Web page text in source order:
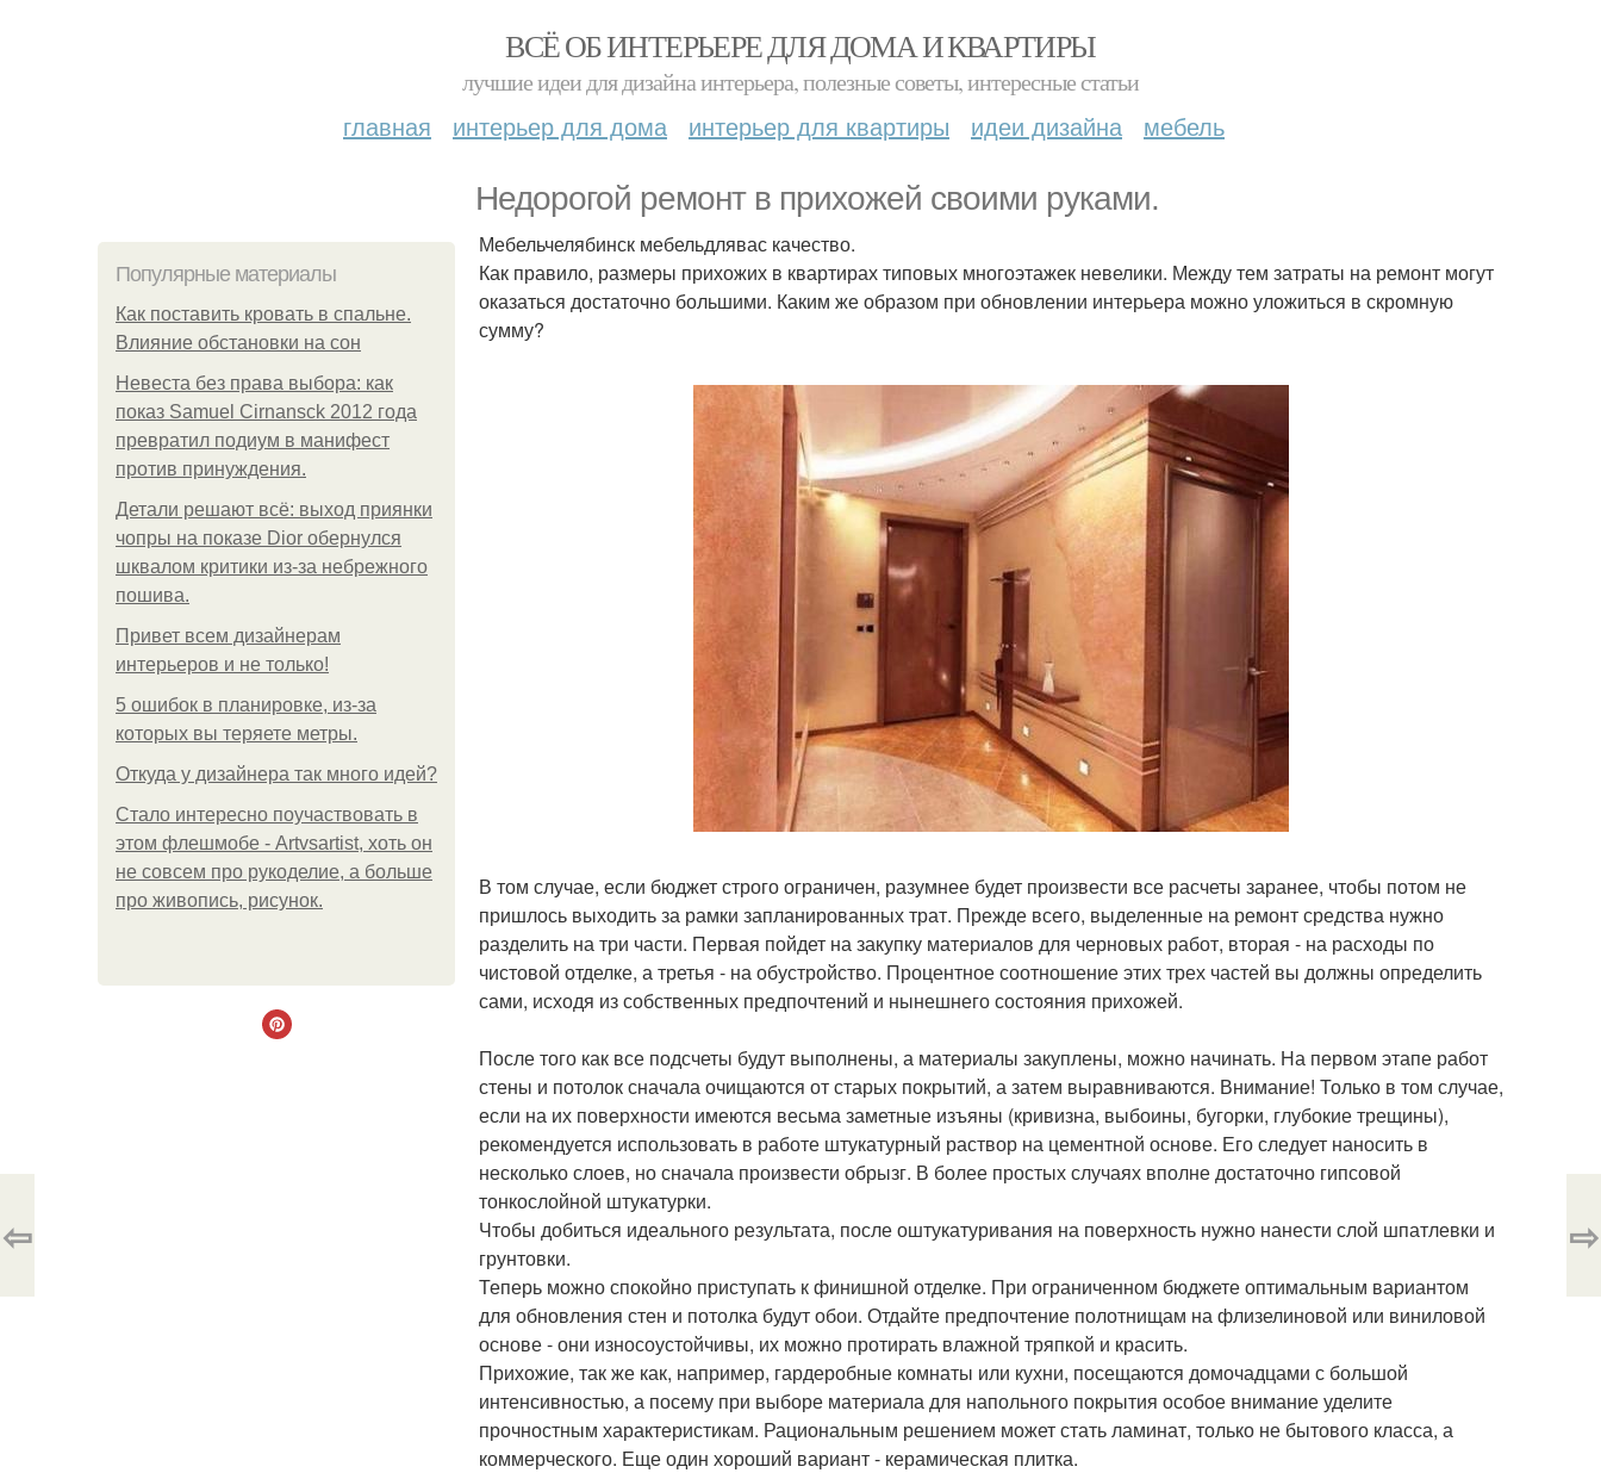
ВСЁ ОБ ИНТЕРЬЕРЕ ДЛЯ ДОМА И КВАРТИРЫ
лучшие идеи для дизайна интерьера, полезные советы, интересные статьи
главная интерьер для дома интерьер для квартиры идеи дизайна мебель
Недорогой ремонт в прихожей своими руками.
Популярные материалы
Как поставить кровать в спальне.
Влияние обстановки на сон
Невеста без права выбора: как
показ Samuel Cirnansck 2012 года
превратил подиум в манифест
против принуждения.
Детали решают всё: выход приянки
чопры на показе Dior обернулся
шквалом критики из-за небрежного
пошива.
Привет всем дизайнерам
интерьеров и не только!
5 ошибок в планировке, из-за
которых вы теряете метры.
Откуда у дизайнера так много идей?
Стало интересно поучаствовать в
этом флешмобе - Artvsartist, хоть он
не совсем про рукоделие, а больше
про живопись, рисунок.
Мебельчелябинск мебельдлявас качество.
Как правило, размеры прихожих в квартирах типовых многоэтажек невелики. Между тем затраты на ремонт могут
оказаться достаточно большими. Каким же образом при обновлении интерьера можно уложиться в скромную
сумму?
В том случае, если бюджет строго ограничен, разумнее будет произвести все расчеты заранее, чтобы потом не
пришлось выходить за рамки запланированных трат. Прежде всего, выделенные на ремонт средства нужно
разделить на три части. Первая пойдет на закупку материалов для черновых работ, вторая - на расходы по
чистовой отделке, а третья - на обустройство. Процентное соотношение этих трех частей вы должны определить
сами, исходя из собственных предпочтений и нынешнего состояния прихожей.
После того как все подсчеты будут выполнены, а материалы закуплены, можно начинать. На первом этапе работ
стены и потолок сначала очищаются от старых покрытий, а затем выравниваются. Внимание! Только в том случае,
если на их поверхности имеются весьма заметные изъяны (кривизна, выбоины, бугорки, глубокие трещины),
рекомендуется использовать в работе штукатурный раствор на цементной основе. Его следует наносить в
несколько слоев, но сначала произвести обрызг. В более простых случаях вполне достаточно гипсовой
тонкослойной штукатурки.
Чтобы добиться идеального результата, после оштукатуривания на поверхность нужно нанести слой шпатлевки и
грунтовки.
Теперь можно спокойно приступать к финишной отделке. При ограниченном бюджете оптимальным вариантом
для обновления стен и потолка будут обои. Отдайте предпочтение полотнищам на флизелиновой или виниловой
основе - они износоустойчивы, их можно протирать влажной тряпкой и красить.
Прихожие, так же как, например, гардеробные комнаты или кухни, посещаются домочадцами с большой
интенсивностью, а посему при выборе материала для напольного покрытия особое внимание уделите
прочностным характеристикам. Рациональным решением может стать ламинат, только не бытового класса, а
коммерческого. Еще один хороший вариант - керамическая плитка.
⇦ ⇨